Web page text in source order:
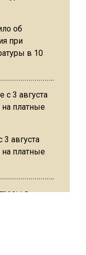
об
при
в 10
августа
платные